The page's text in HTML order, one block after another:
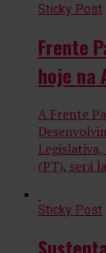
Sticky Post
Frente
hoje na
A Frente
(PT), será
Sticky Post